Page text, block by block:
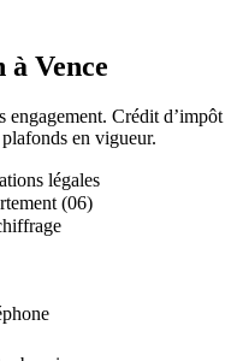
Vence
engagement. Crédit d’impôt
en vigueur.
légales
(06)